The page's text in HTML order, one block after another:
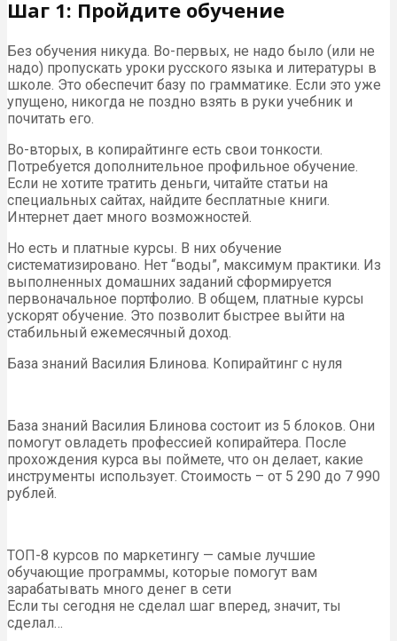
Шаг 1: Пройдите обучение
Без обучения никуда. Во-первых, не надо было (или не
надо) пропускать уроки русского языка и литературы в
школе. Это обеспечит базу по грамматике. Если это уже
упущено, никогда не поздно взять в руки учебник и
почитать его.
Во-вторых, в копирайтинге есть свои тонкости.
Потребуется дополнительное профильное обучение.
Если не хотите тратить деньги, читайте статьи на
специальных сайтах, найдите бесплатные книги.
Интернет дает много возможностей.
Но есть и платные курсы. В них обучение
систематизировано. Нет “воды”, максимум практики. Из
выполненных домашних заданий сформируется
первоначальное портфолио. В общем, платные курсы
ускорят обучение. Это позволит быстрее выйти на
стабильный ежемесячный доход.
База знаний Василия Блинова. Копирайтинг с нуля
База знаний Василия Блинова состоит из 5 блоков. Они
помогут овладеть профессией копирайтера. После
прохождения курса вы поймете, что он делает, какие
инструменты использует. Стоимость – от 5 290 до 7 990
рублей.
ТОП-8 курсов по маркетингу — самые лучшие
обучающие программы, которые помогут вам
зарабатывать много денег в сети
Если ты сегодня не сделал шаг вперед, значит, ты
сделал…